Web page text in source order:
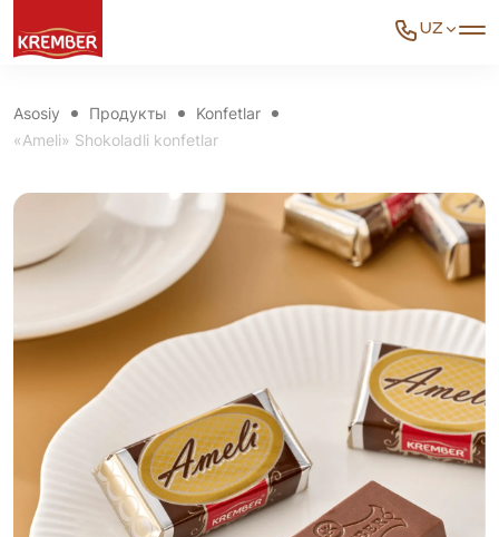
UZ
Asosiy Продукты
Konfetlar
«Ameli» Shokoladli konfetlar